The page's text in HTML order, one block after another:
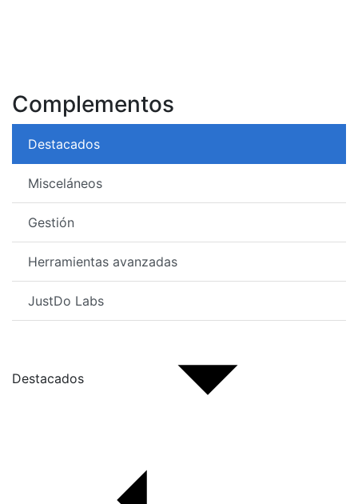
Complementos
Destacados
Misceláneos
Gestión
Herramientas avanzadas
JustDo Labs
Destacados